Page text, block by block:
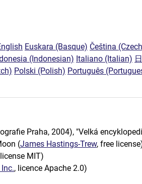
Euskara (Basque) Čeština
(Indonesian) Italiano (Italian)
Polski (Polish) Português
Praha, 2004), "Velká
(James Hastings-Trew, free
MIT)
, licence Apache 2.0)